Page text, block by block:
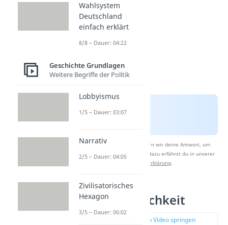
Nach Beantwortung speichern wir deine Antwort, um
Studyflix zu verbessern. Mehr dazu erfährst du in unserer
Datenschutzerklärung.
Rechtsstaatlichkeit
zur Stelle im Video springen
Wahlsystem
Deutschland
einfach erklärt
8/8 – Dauer: 04:22
Geschichte Grundlagen
Weitere Begriffe der Politik
Lobbyismus
1/5 – Dauer: 03:07
Narrativ
2/5 – Dauer: 04:05
Zivilisatorisches
Hexagon
3/5 – Dauer: 06:02